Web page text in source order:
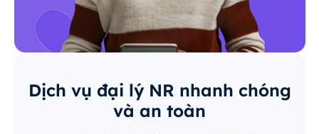
Dịch vụ đại lý NR nhanh chóng
và an toàn